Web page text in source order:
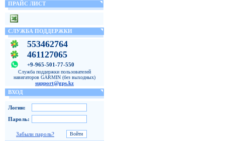
ПРАЙС ЛИСТ
СЛУЖБА ПОДДЕРЖКИ
553462764
461127065
+9-965-501-77-550
Служба поддержки пользователей
навигаторов GARMIN (без выходных)
support@gps.kz
ВХОД
Логин:
Пароль:
Забыли пароль?